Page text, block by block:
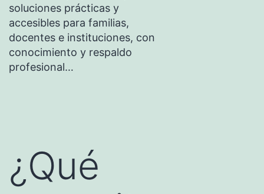
soluciones prácticas y
accesibles para familias,
docentes e instituciones, con
conocimiento y respaldo
profesional…
¿Qué